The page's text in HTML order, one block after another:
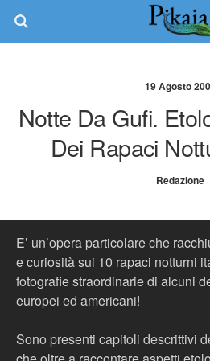
19 Agosto
Notte Da Gufi.
Dei Rapaci
Redazione
E’ un’opera particolare che
e curiosità sui 10 rapaci notturni
fotografie straordinarie di alcuni
europei ed americani!
Sono presenti capitoli descrittivi